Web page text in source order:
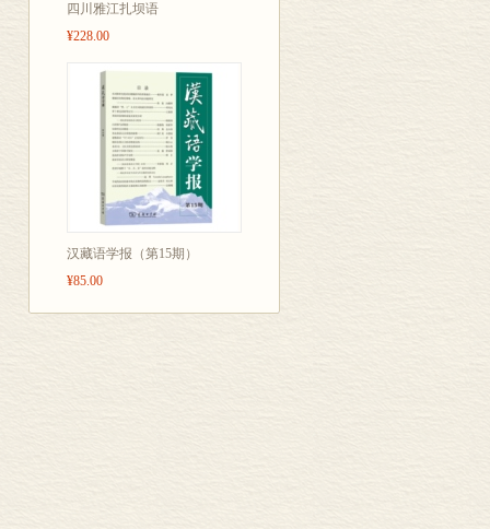
四川雅江扎坝语
¥228.00
汉藏语学报（第15期）
¥85.00